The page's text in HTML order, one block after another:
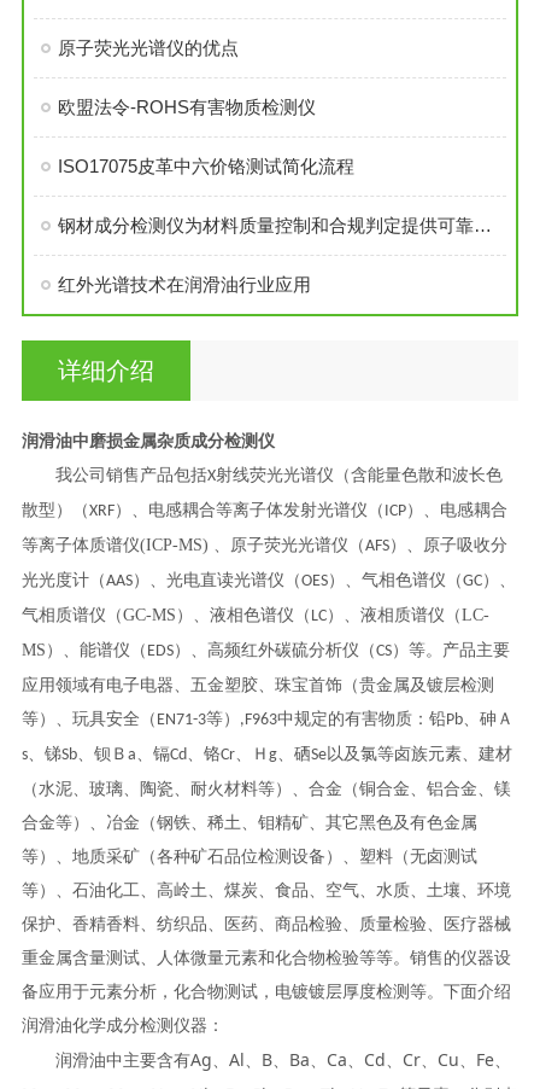
原子荧光光谱仪的优点
欧盟法令-ROHS有害物质检测仪
ISO17075皮革中六价铬测试简化流程
钢材成分检测仪为材料质量控制和合规判定提供可靠依据
红外光谱技术在润滑油行业应用
详细介绍
润滑油中磨损金属杂质成分检测仪
我公司销售产品包括X射线荧光光谱仪（含能量色散和波长色
散型）（XRF）、电感耦合等离子体发射光谱仪（ ICP）、 电感耦合
等离子体质谱仪(ICP-MS) 、原子荧光光谱仪（AFS）、原子吸收分
光光度计（AAS）、光电直读光谱仪（OES）、气相色谱仪（GC）、
气相质谱仪（GC-MS）、液相色谱仪（ LC）、液相质谱仪（LC-
MS）、能谱仪（ EDS）、高频红外碳硫分析仪（CS）等。产品主要
应用领域有电子电器、五金塑胶、珠宝首饰（贵金属及镀层检测
等）、玩具安全（ EN71-3等） ,F963中规定的有害物质：铅Pb、砷Ａ
s、锑Sb、钡Ｂ a 、镉Cd、铬Cr、Ｈ g、硒Se以及氯等卤族元素、建材
（水泥、玻璃、陶瓷、耐火材料等）、合金（铜合金、铝合金、镁
合金等）、冶金（钢铁、稀土、钼精矿、其它黑色及有色金属
等）、地质采矿（各种矿石品位检测设备）、塑料（无卤测试
等）、石油化工、高岭土、煤炭、食品、空气、水质、土壤、环境
保护、 香精香料、纺织品、医药、 商品检验、质量检验、医疗器械
重金属含量测试、人体微量元素和化合物检验等等。销售的仪器设
备应用于元素分析，化合物测试，电镀镀层厚度检测等。 下面介绍
润滑油化学成分检测仪器：
润滑油中主要含有Ag Al B、 Ba Ca Cd Cr、 Cu Fe、